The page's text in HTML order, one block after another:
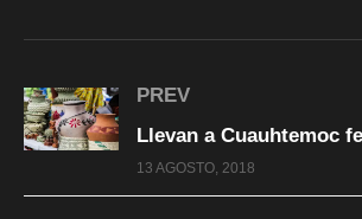
PREV
13 AGOSTO, 2018